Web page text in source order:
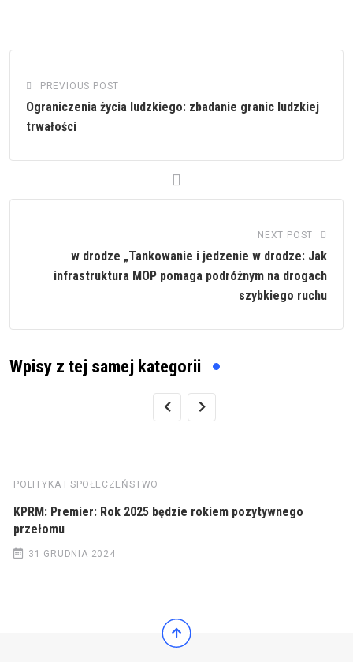
PREVIOUS POST
Ograniczenia życia ludzkiego: zbadanie granic ludzkiej
trwałości
NEXT POST
w drodze „Tankowanie i jedzenie w drodze: Jak
infrastruktura MOP pomaga podróżnym na drogach
szybkiego ruchu
Wpisy z tej samej kategorii
POLITYKA I SPOŁECZEŃSTWO
KPRM: Premier: Rok 2025 będzie rokiem pozytywnego
przełomu
31 GRUDNIA 2024